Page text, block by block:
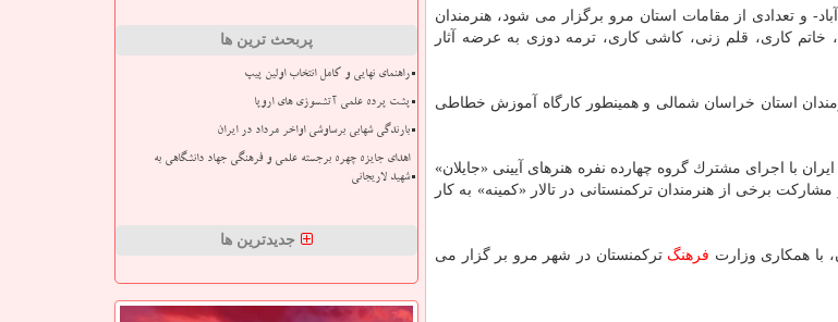
و تعدادی از مقامات استان مرو برگزار می شود، هنرمندان
كاری، قلم زنی، كاشی كاری، ترمه دوزی به عرضه آثار
استان خراسان شمالی و همینطور كارگاه آموزش خطاطی
با اجرای مشترك گروه چهارده نفره هنرهای آیینی «جایلان»
برخی از هنرمندان تركمنستانی در تالار «كمینه» به كار
با همكاری وزارت فرهنگ تركمنستان در شهر مرو بر گزار می
پربحث ترین ها
راهنمای نهایی و کامل انتخاب اولین پیپ
پشت پرده علمی آتشسوزی های اروپا
بارندگی شهابی برساوشی اواخر مرداد در ایران
اهدای جایزه چهره برجسته علمی و فرهنگی جهاد دانشگاهی به
شهید لاریجانی
جدیدترین ها